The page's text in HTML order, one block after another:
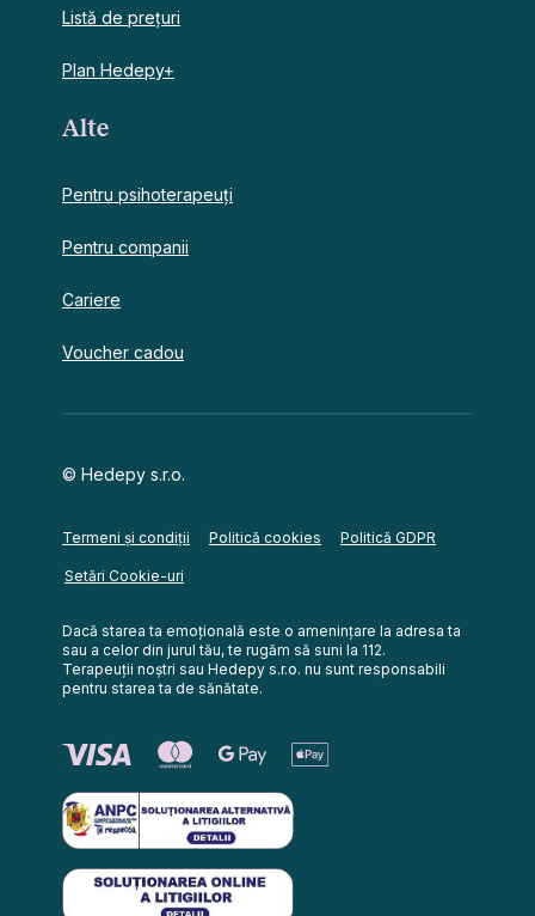
Listă de prețuri
Plan Hedepy+
Alte
Pentru psihoterapeuți
Pentru companii
Cariere
Voucher cadou
© Hedepy s.r.o.
Termeni și condiții Politică cookies Politică GDPR
Setări Cookie-uri
Dacă starea ta emoțională este o amenințare la adresa ta
sau a celor din jurul tău, te rugăm să suni la 112.
Terapeuții noștri sau Hedepy s.r.o. nu sunt responsabili
pentru starea ta de sănătate.